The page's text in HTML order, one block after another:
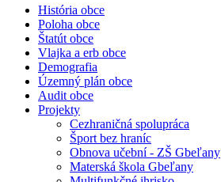
História obce
Poloha obce
Štatút obce
Vlajka a erb obce
Demografia
Územný plán obce
Audit obce
Projekty
Cezhraničná spolupráca
Šport bez hraníc
Obnova učební - ZŠ Gbeľany
Materská škola Gbeľany